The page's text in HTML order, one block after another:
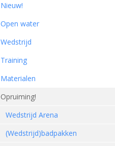
Nieuw!
Open water
Wedstrijd
Training
Materialen
Opruiming!
Wedstrijd Arena
(Wedstrijd)badpakken